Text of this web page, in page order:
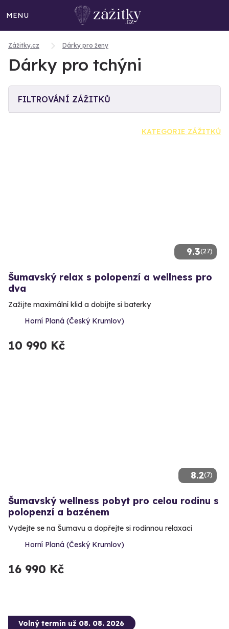
MENU
Zážitky.cz Dárky pro ženy
Dárky pro tchýni
FILTROVÁNÍ ZÁŽITKŮ
KATEGORIE ZÁŽITKŮ
9.3(27)
Šumavský relax s polopenzí a wellness pro
dva
Zažijte maximální klid a dobijte si baterky
Horní Planá (Český Krumlov)
10 990 Kč
8.2(7)
Šumavský wellness pobyt pro celou rodinu s
polopenzí a bazénem
Vydejte se na Šumavu a dopřejte si rodinnou relaxaci
Horní Planá (Český Krumlov)
16 990 Kč
Volný termín už 08. 08. 2026